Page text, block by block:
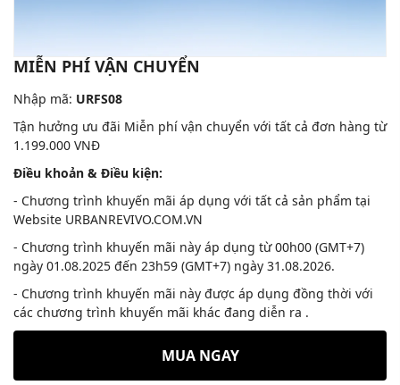
MIỄN PHÍ VẬN CHUYỂN
Nhập mã: URFS08
Tận hưởng ưu đãi Miễn phí vận chuyển với tất cả đơn hàng từ
1.199.000 VNĐ
Điều khoản & Điều kiện:
- Chương trình khuyến mãi áp dụng với tất cả sản phẩm tại
Website URBANREVIVO.COM.VN
- Chương trình khuyến mãi này áp dụng từ 00h00 (GMT+7)
ngày 01.08.2025 đến 23h59 (GMT+7) ngày 31.08.2026.
- Chương trình khuyến mãi này được áp dụng đồng thời với
các chương trình khuyến mãi khác đang diễn ra .
MUA NGAY